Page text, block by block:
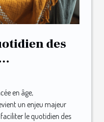
des
en âge,
un enjeu majeur
le quotidien des